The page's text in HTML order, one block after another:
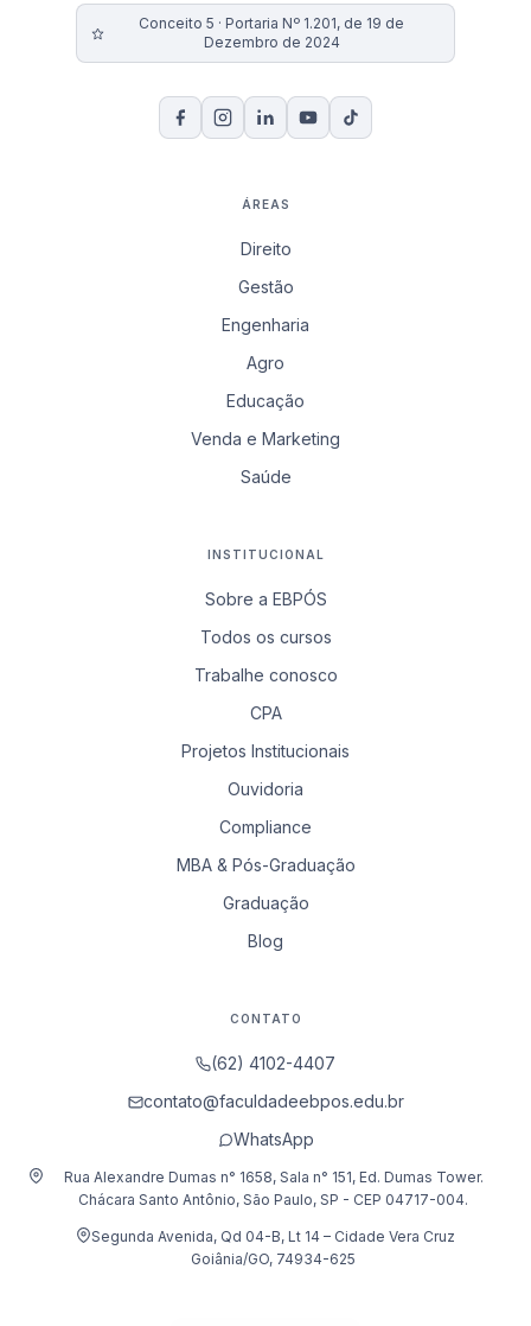
Conceito 5 · Portaria Nº 1.201, de 19 de
Dezembro de 2024
ÁREAS
Direito
Gestão
Engenharia
Agro
Educação
Venda e Marketing
Saúde
INSTITUCIONAL
Sobre a EBPÓS
Todos os cursos
Trabalhe conosco
CPA
Projetos Institucionais
Ouvidoria
Compliance
MBA & Pós-Graduação
Graduação
Blog
CONTATO
(62) 4102-4407
contato@faculdadeebpos.edu.br
WhatsApp
Rua Alexandre Dumas n° 1658, Sala n° 151, Ed. Dumas Tower.
Chácara Santo Antônio, São Paulo, SP - CEP 04717-004.
Segunda Avenida, Qd 04-B, Lt 14 – Cidade Vera Cruz
Goiânia/GO, 74934-625